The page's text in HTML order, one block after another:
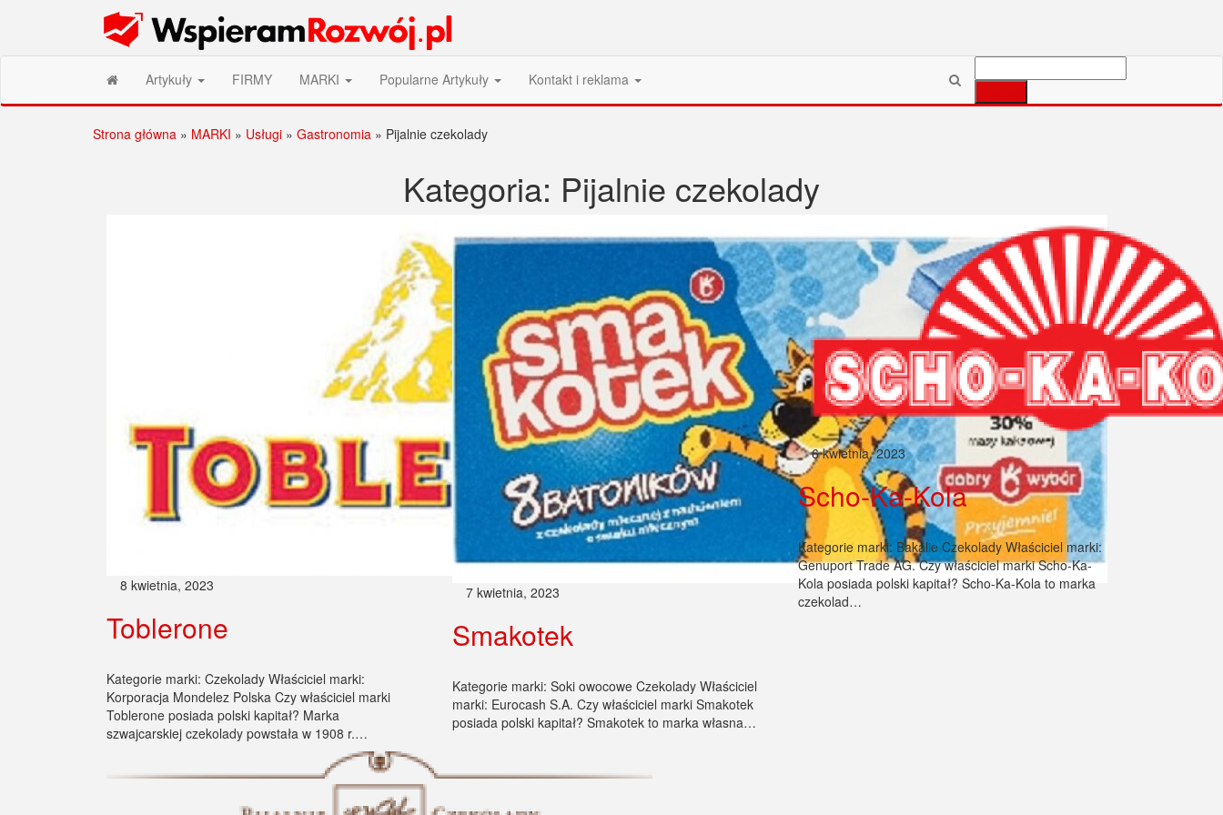
Wspieram Rozwój PL
Artykuły FIRMY MARKI Popularne Artykuły Kontakt i reklama
Strona główna » MARKI » Usługi » Gastronomia » Pijalnie czekolady
Kategoria: Pijalnie czekolady
8 kwietnia, 2023
Toblerone
Kategorie marki: Czekolady Właściciel marki:
Korporacja Mondelez Polska Czy właściciel marki
Toblerone posiada polski kapitał? Marka
szwajcarskiej czekolady powstała w 1908 r.…
7 kwietnia, 2023
Smakotek
Kategorie marki: Soki owocowe Czekolady Właściciel
marki: Eurocash S.A. Czy właściciel marki Smakotek
posiada polski kapitał? Smakotek to marka własna…
6 kwietnia, 2023
Scho-Ka-Kola
Kategorie marki: Bakalie Czekolady Właściciel marki:
Genuport Trade AG. Czy właściciel marki Scho-Ka-
Kola posiada polski kapitał? Scho-Ka-Kola to marka
czekolad…